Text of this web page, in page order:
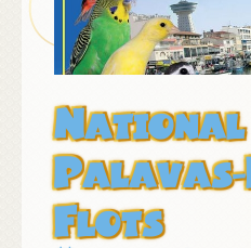
National
Palavas-
Flots